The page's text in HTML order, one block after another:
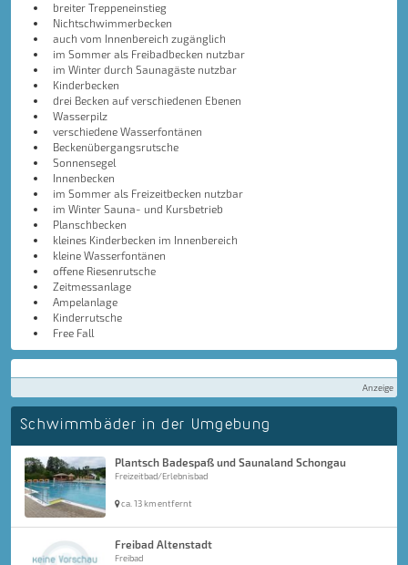
breiter Treppeneinstieg
Nichtschwimmerbecken
auch vom Innenbereich zugänglich
im Sommer als Freibadbecken nutzbar
im Winter durch Saunagäste nutzbar
Kinderbecken
drei Becken auf verschiedenen Ebenen
Wasserpilz
verschiedene Wasserfontänen
Beckenübergangsrutsche
Sonnensegel
Innenbecken
im Sommer als Freizeitbecken nutzbar
im Winter Sauna- und Kursbetrieb
Planschbecken
kleines Kinderbecken im Innenbereich
kleine Wasserfontänen
offene Riesenrutsche
Zeitmessanlage
Ampelanlage
Kinderrutsche
Free Fall
Anzeige
Schwimmbäder in der Umgebung
Plantsch Badespaß und Saunaland Schongau
Freizeitbad/Erlebnisbad
ca. 13 km entfernt
Freibad Altenstadt
Freibad